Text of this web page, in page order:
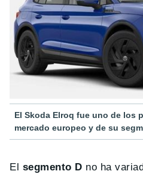
El Skoda Elroq fue uno de los
mercado europeo y de su
El segmento D no ha